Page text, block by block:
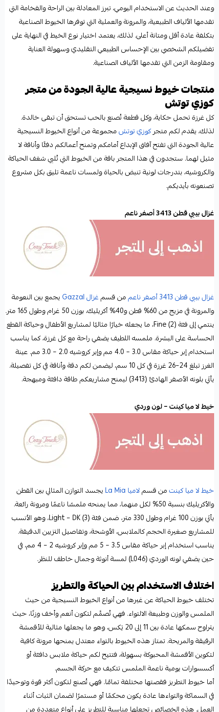
وعند الحديث عن الاستخدام اليومي، تبرز المعادلة بين الراحة والفخامة التي
تقدمها الألياف الطبيعية، والمرونة والعملية التي توفرها الخيوط الصناعية
بتكلفة عادة أقل ومتانة أعلى. لذلك، يعتمد اختيار نوع الخيط في النهاية على
تفضيلكم الشخصي بين الإحساس الطبيعي التقليدي وسهولة العناية
ومقاومة الزمن التي تقدمها الألياف الصناعية.
منتجات خيوط نسيجية عالية الجودة من متجر
كوزي توتش
كل غرزة تحمل حكاية، وكل قطعة تُصنع بالحب تستحق أن تبقى خالدة.
لذلك، يقدم لكم متجركوزي توتشمجموعة من أنواع الخيوط النسيجية
عالية الجودة التي تفتح آفاق الإبداع أمامكم وتمنح أعمالكم دفئًا وأناقة لا
مثيل لهما. ستجدون في هذا المتجر باقة من الخيوط التي تُلبي شغف الحياكة
والكروشيه، بتدرجات لونية تنبض بالحياة ولمسات ناعمة تليق بكل مشروع
تصنعونه بأيديكم.
غزال بيبي قطن 3413 أصفر ناعم
غزال بيبي قطن 3413 أصفر ناعم من قسمغزال Gazzal
يجمع بين النعومة
والمرونة في مزيج من 60% قطن و40% أكريليك، بوزن 50 غرام وطول 165 متر.
ينتمي إلى فئة Fine (2)، ما يجعله خيارًا مثاليًا لمشاريع الأطفال وحياكة القطع
الحساسة على البشرة. ملمسه اللطيف يضفي راحة مع كل غرزة، كما يناسب
استخدام إبر حياكة مقاس 3.0 – 4.0 مم وإبر كروشيه 2.0 – 3.0 مم. عينة
الغرز تبلغ 24–26 غرزة في كل 10 سم، ليضمن لكم دقة وأناقة في كل تفصيلة.
يأتي بلونه الأصفر الهادئ (3413) ليمنح مشاريعكم طاقة دافئة ومبهجة.
خيط لا ميا كينت – لون وردي
خيط لا ميا كينتمن قسملاميا La Mia
يجسد التوازن المثالي بين القطن
والأكريليك بنسبة 50% لكل منهما، مما يمنحه ملمسًا ناعمًا ومرونة رائعة.
يأتي بوزن 100 غرام وطول 330 متر، ضمن فئة Light – DK (3)، وهو الأنسب
للمشاريع صغيرة الحجم كالملابس، الأوشحة، وتفاصيل التزيين الدقيقة.
يناسب استخدام إبر حياكة مقاس 3.5 – 5 مم وإبر كروشيه 2 – 4 مم، في
حين يضفي لونه الوردي (L046) لمسة أنوثة وجمال خاطف للنظر.
اختلاف الاستخدام بين الحياكة والتطريز
تختلف خيوط الحياكة عن غيرها من أنواع الخيوط النسيجية من حيث
الملمس والوزن وطبيعة الالتواء. فهي تُصمَّم لتكون أنعم وأخف وزنًا، حيث
يتراوح سمكها عادة بين 11 إلى 20 تِكس، وهو ما يجعلها مثالية للأقمشة
الرقيقة والمريحة. تمتاز هذه الخيوط بالتواء معتدل يمنحها مرونة كافية
لتكوين الأقمشة المحبوكة بسهولة، فتتيح لكم حياكة ملابس دافئة أو
أكسسوارات يومية ناعمة الملمس تتكيف مع حركة الجسم.
أما خيوط التطريز فقصتها مختلفة تمامًا. فهي تُصنع لتكون أكثر قوة وتوحيدًا
في السماكة والتواءها عادة يكون محكمًا أو مستمرًا لضمان الثبات أثناء
العمل. هذه الخصائص تجعلها مناسبة للتطريز على أنواع متعددة من